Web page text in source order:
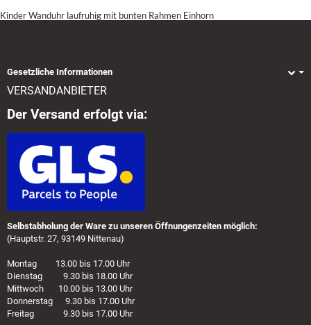
Kinder Wanduhr laufruhig mit bunten Rahmen Einhorn
Gesetzliche Informationen
VERSANDANBIETER
Der Versand erfolgt via:
Selbstabholung der Ware zu unseren Öffnungenzeiten möglich:
(Hauptstr. 27, 93149 Nittenau)
Montag 13.00 bis 17.00 Uhr
Dienstag 9.30 bis 18.00 Uhr
Mittwoch 10.00 bis 13.00 Uhr
Donnerstag 9.30 bis 17.00 Uhr
Freitag 9.30 bis 17.00 Uhr